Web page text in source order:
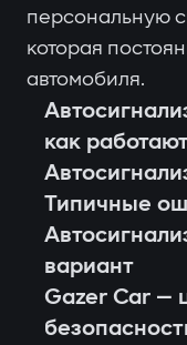
персональную
которая
автомобиля.
как
Типичные
вариант
Gazer Car —